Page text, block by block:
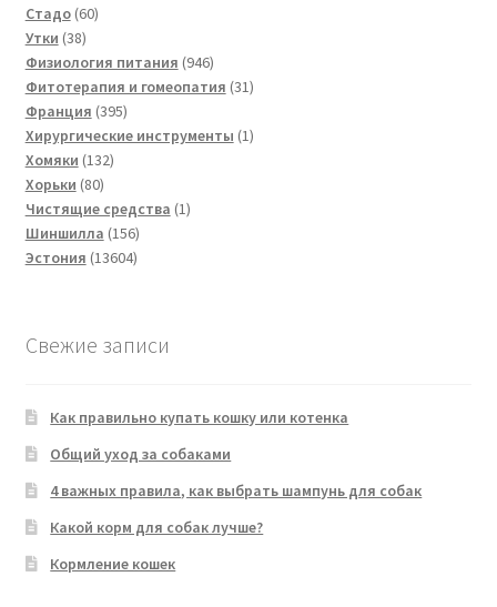
Стадо 6060
Утки 3838
товаров
Физиология питания 946946
товаров
Фитотерапия и гомеопатия 3131
Франция 395395
товаров
Хирургические инструменты 11
Хомяки 132132
Хорьки 8080
товаров
Чистящие средства 11
Шиншилла 156156
товаров
Эстония 1360413604
Свежие записи
Как правильно купать кошку или котенка
Общий уход за собаками
4 важных правила, как выбрать шампунь для собак
Какой корм для собак лучше?
Кормление кошек